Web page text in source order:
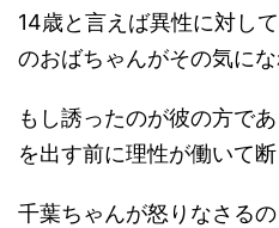
14歳と言えば異性に対し
のおばちゃんがその気にな
もし誘ったのが彼の方で
を出す前に理性が働いて断
千葉ちゃんが怒りなさる